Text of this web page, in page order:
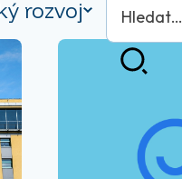
rozvoj
Hledat